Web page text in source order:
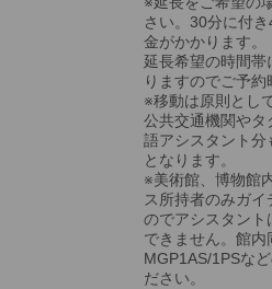
さい。30分に付
金がかかります。
延長希望の時間帯
りますのでご予約
※移動は原則とし
公共交通機関やタ
語アシスタント分
となります。
※美術館、博物館
ス所持者のみガ
のでアシスタント
できません。館
MGP1AS/1PSな
ださい。